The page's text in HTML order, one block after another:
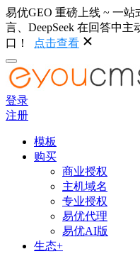
易优GEO 重磅上线 ~ 一
言、DeepSeek 在回答中
口！
点击查看
登录
注册
模板
购买
商业授权
主机域名
专业授权
易优代理
易优AI版
生态+